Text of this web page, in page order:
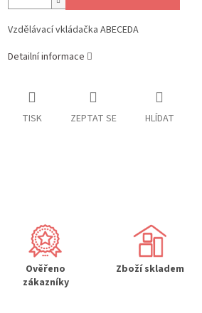
Vzdělávací vkládačka ABECEDA
Detailní informace
TISK ZEPTAT SE HLÍDAT
Ověřeno
zákazníky
Zboží skladem